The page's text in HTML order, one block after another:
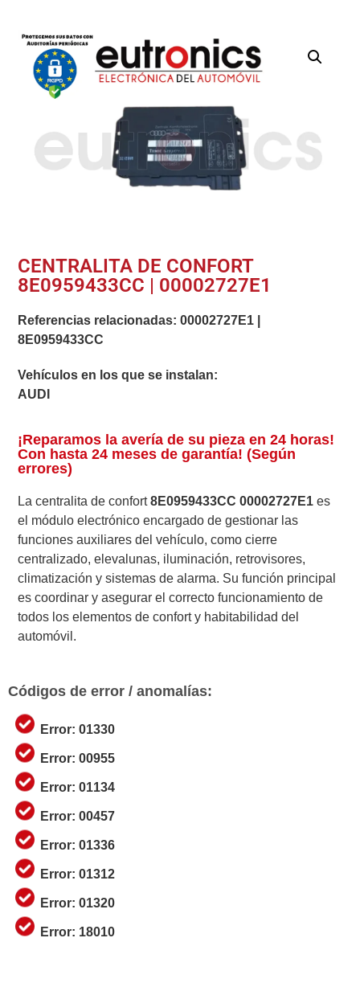
CENTRALITA DE CONFORT
8E0959433CC | 00002727E1
Referencias relacionadas:00002727E1
8E0959433CC
Vehículos en los que se instalan:
AUDI
¡Reparamos la avería de su pieza en 24 horas!
Con hasta 24 meses de garantía! (Según
errores)
La centralita de confort8E0959433CC 00002727E1 es
el módulo electrónico encargado de gestionar las
funciones auxiliares del vehículo, como cierre
centralizado, elevalunas, iluminación, retrovisores,
climatización y sistemas de alarma. Su función principal
es coordinar y asegurar el correcto funcionamiento de
todos los elementos de confort y habitabilidad del
automóvil.
Códigos de error / anomalías:
Error: 01330
Error: 00955
Error: 01134
Error: 00457
Error: 01336
Error: 01312
Error: 01320
Error: 18010